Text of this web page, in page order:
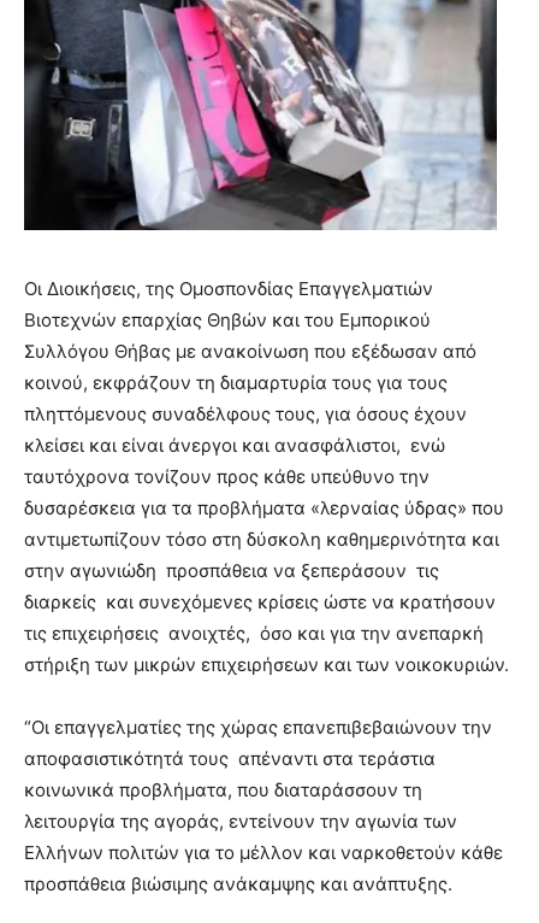
Οι Διοικήσεις, της Ομοσπονδίας Επαγγελματιών
Βιοτεχνών επαρχίας Θηβών και του Εμπορικού
Συλλόγου Θήβας με ανακοίνωση που εξέδωσαν από
κοινού, εκφράζουν τη διαμαρτυρία τους για τους
πληττόμενους συναδέλφους τους, για όσους έχουν
κλείσει και είναι άνεργοι και ανασφάλιστοι, ενώ
ταυτόχρονα τονίζουν προς κάθε υπεύθυνο την
δυσαρέσκεια για τα προβλήματα «λερναίας ύδρας» που
αντιμετωπίζουν τόσο στη δύσκολη καθημερινότητα και
στην αγωνιώδη προσπάθεια να ξεπεράσουν τις
διαρκείς και συνεχόμενες κρίσεις ώστε να κρατήσουν
τις επιχειρήσεις ανοιχτές, όσο και για την ανεπαρκή
στήριξη των μικρών επιχειρήσεων και των νοικοκυριών.
“Οι επαγγελματίες της χώρας επανεπιβεβαιώνουν την
αποφασιστικότητά τους απέναντι στα τεράστια
κοινωνικά προβλήματα, που διαταράσσουν τη
λειτουργία της αγοράς, εντείνουν την αγωνία των
Ελλήνων πολιτών για το μέλλον και ναρκοθετούν κάθε
προσπάθεια βιώσιμης ανάκαμψης και ανάπτυξης.